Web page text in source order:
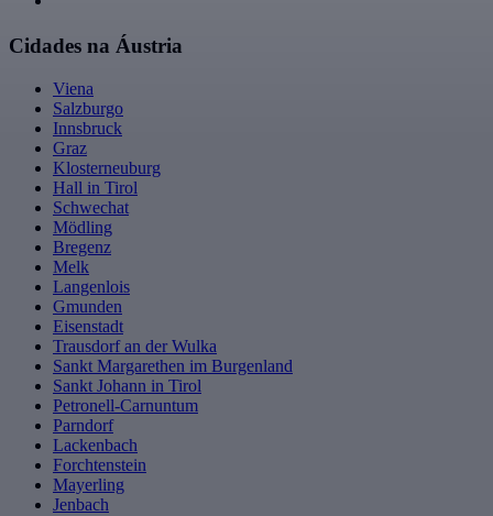
Cidades na Áustria
Viena
Salzburgo
Innsbruck
Graz
Klosterneuburg
Hall in Tirol
Schwechat
Mödling
Bregenz
Melk
Langenlois
Gmunden
Eisenstadt
Trausdorf an der Wulka
Sankt Margarethen im Burgenland
Sankt Johann in Tirol
Petronell-Carnuntum
Parndorf
Lackenbach
Forchtenstein
Mayerling
Jenbach